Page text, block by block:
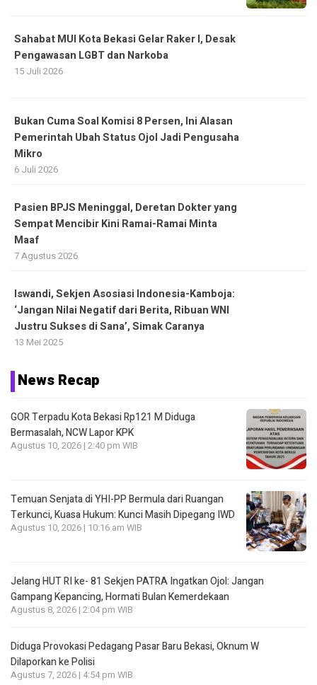
Sahabat MUI Kota Bekasi Gelar Raker I, Desak
Pengawasan LGBT dan Narkoba
15 Juli 2026
Bukan Cuma Soal Komisi 8 Persen, Ini Alasan
Pemerintah Ubah Status Ojol Jadi Pengusaha
Mikro
6 Juli 2026
Pasien BPJS Meninggal, Deretan Dokter yang
Sempat Mencibir Kini Ramai-Ramai Minta
Maaf
7 Agustus 2026
Iswandi, Sekjen Asosiasi Indonesia-Kamboja:
‘Jangan Nilai Negatif dari Berita, Ribuan WNI
Justru Sukses di Sana’, Simak Caranya
13 Mei 2025
News Recap
GOR Terpadu Kota Bekasi Rp121 M Diduga
Bermasalah, NCW Lapor KPK
Agustus 10, 2026 | 2:40 pm WIB
Temuan Senjata di YHI-PP Bermula dari Ruangan
Terkunci, Kuasa Hukum: Kunci Masih Dipegang IWD
Agustus 10, 2026 | 10:16 am WIB
Jelang HUT RI ke- 81 Sekjen PATRA Ingatkan Ojol: Jangan
Gampang Kepancing, Hormati Bulan Kemerdekaan
Agustus 8, 2026 | 2:04 pm WIB
Diduga Provokasi Pedagang Pasar Baru Bekasi, Oknum W
Dilaporkan ke Polisi
Agustus 7, 2026 | 4:54 pm WIB